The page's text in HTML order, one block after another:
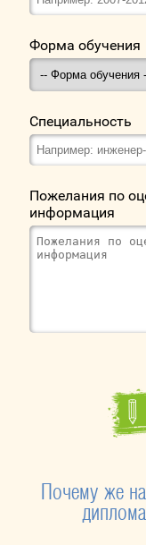
Форма обучения
Специальность
Пожелания по
информация
Почему же